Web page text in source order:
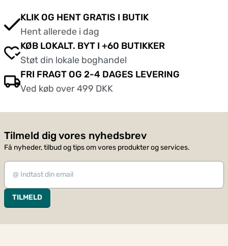
KLIK OG HENT GRATIS I BUTIK
Hent allerede i dag
KØB LOKALT. BYT I +60 BUTIKKER
Støt din lokale boghandel
FRI FRAGT OG 2-4 DAGES LEVERING
Ved køb over 499 DKK
Tilmeld dig vores nyhedsbrev
Få nyheder, tilbud og tips om vores produkter og services.
TILMELD